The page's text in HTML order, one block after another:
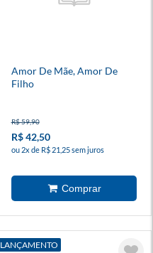
Amor De Mãe, Amor De
Filho
R$ 59,90
R$ 42,50
ou 2x de R$ 21,25 sem juros
LANÇAMENTO